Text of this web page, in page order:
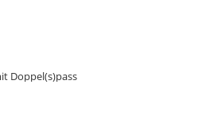
Doppel(s)pass